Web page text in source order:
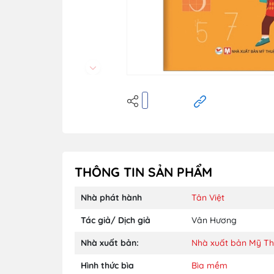
THÔNG TIN SẢN PHẨM
Nhà phát hành Tân Việt
Tác giả/ Dịch giả Vân Hương
Nhà xuất bản: Nhà xuất bản Mỹ
Hình thức bìa Bìa mềm